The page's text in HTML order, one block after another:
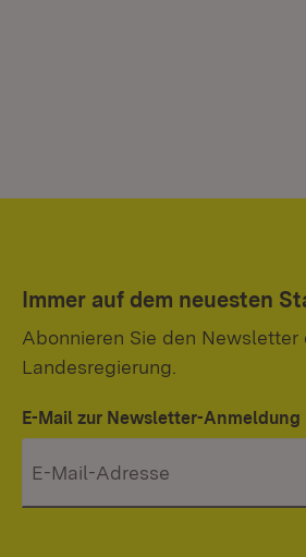
Immer auf dem neuesten
Abonnieren Sie den Newsletter
Landesregierung.
E-Mail zur Newsletter-Anmeldung